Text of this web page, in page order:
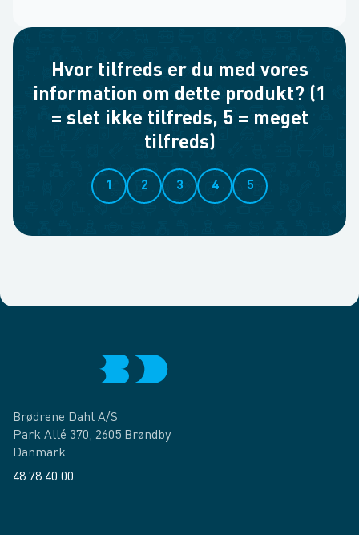
Hvor tilfreds er du med vores
information om dette produkt? (1
= slet ikke tilfreds, 5 = meget
tilfreds)
1 2 3 4 5
Brødrene Dahl A/S
Park Allé 370, 2605 Brøndby
Danmark
48 78 40 00